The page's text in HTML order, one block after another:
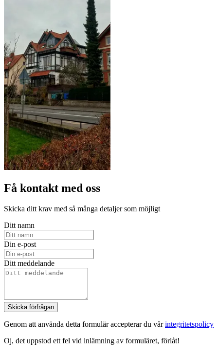
Få kontakt med oss
Skicka ditt krav med så många detaljer som möjligt
Ditt namn
Din e-post
Ditt meddelande
Skicka förfrågan
Genom att använda detta formulär accepterar du vårintegritetspolicy
Oj, det uppstod ett fel vid inlämning av formuläret, förlåt!